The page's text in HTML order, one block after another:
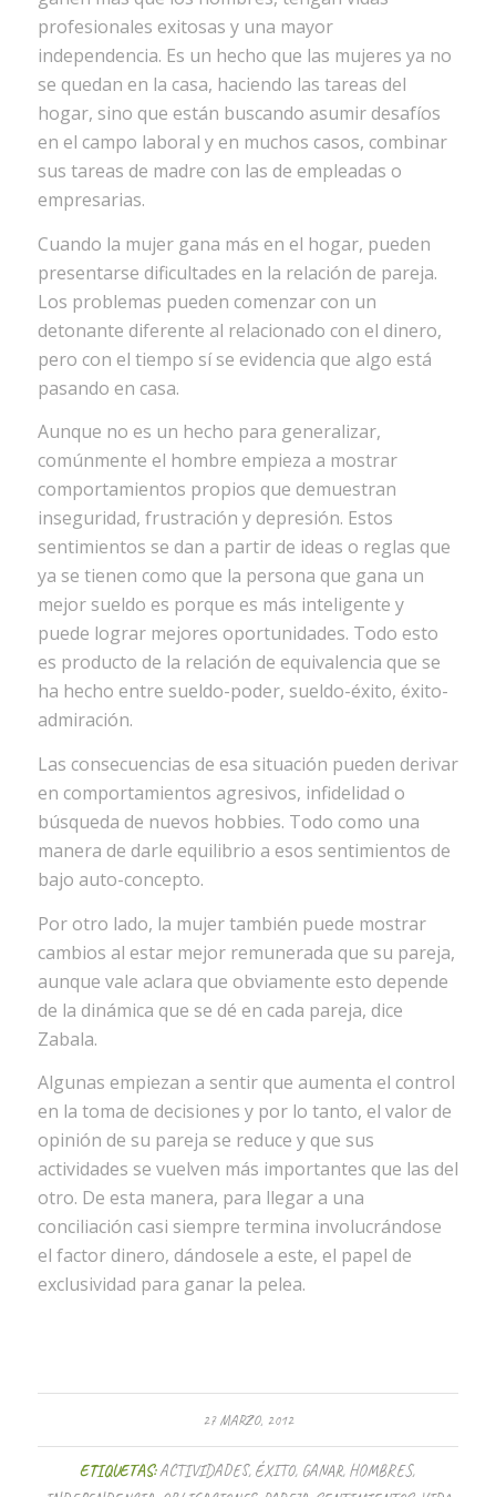
profesionales exitosas y una mayor
independencia. Es un hecho que las mujeres ya no
se quedan en la casa, haciendo las tareas del
hogar, sino que están buscando asumir desafíos
en el campo laboral y en muchos casos, combinar
sus tareas de madre con las de empleadas o
empresarias.
Cuando la mujer gana más en el hogar, pueden
presentarse dificultades en la relación de pareja.
Los problemas pueden comenzar con un
detonante diferente al relacionado con el dinero,
pero con el tiempo sí se evidencia que algo está
pasando en casa.
Aunque no es un hecho para generalizar,
comúnmente el hombre empieza a mostrar
comportamientos propios que demuestran
inseguridad, frustración y depresión. Estos
sentimientos se dan a partir de ideas o reglas que
ya se tienen como que la persona que gana un
mejor sueldo es porque es más inteligente y
puede lograr mejores oportunidades. Todo esto
es producto de la relación de equivalencia que se
ha hecho entre sueldo-poder, sueldo-éxito, éxito-
admiración.
Las consecuencias de esa situación pueden derivar
en comportamientos agresivos, infidelidad o
búsqueda de nuevos hobbies. Todo como una
manera de darle equilibrio a esos sentimientos de
bajo auto-concepto.
Por otro lado, la mujer también puede mostrar
cambios al estar mejor remunerada que su pareja,
aunque vale aclara que obviamente esto depende
de la dinámica que se dé en cada pareja, dice
Zabala.
Algunas empiezan a sentir que aumenta el control
en la toma de decisiones y por lo tanto, el valor de
opinión de su pareja se reduce y que sus
actividades se vuelven más importantes que las del
otro. De esta manera, para llegar a una
conciliación casi siempre termina involucrándose
el factor dinero, dándosele a este, el papel de
exclusividad para ganar la pelea.
27 MARZO, 2012
ETIQUETAS:ACTIVIDADES, ÉXITO, GANAR, HOMBRES,